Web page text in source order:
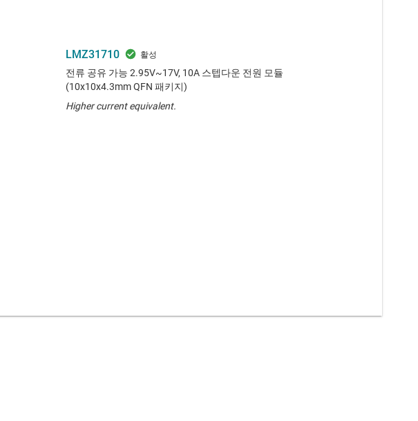
LMZ31710
전류 공유 가능 2.95V~17V, 10A 스텝다운 전원 모듈
(10x10x4.3mm QFN 패키지)
Higher current equivalent.